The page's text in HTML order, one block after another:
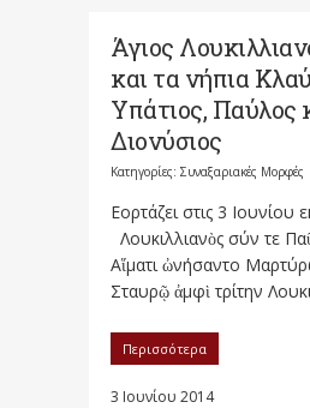
Άγιος
και τα νήπια
Υπάτιος, Παύλος
Διονύσιος
Κατηγορίες: Συναξαριακές Μορφές
Εορτάζει στις 3 Ιουνίου
Λουκιλλιανὸς σύν τε
Αἵματι ὠνήσαντο
Σταυρῷ ἀμφὶ τρίτην
Περισσότερα
3 Ιουνίου 2014